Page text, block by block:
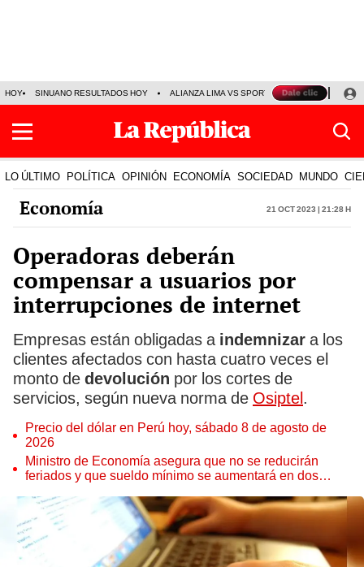
HOY SINUANO RESULTADOS HOY ALIANZA LIMA VS SPORT BOYS JORGE
LO ÚLTIMO POLÍTICA OPINIÓN ECONOMÍA SOCIEDAD MUNDO
Economía 21 Oct 2023 | 21:28 h
Operadoras deberán
compensar a usuarios por
interrupciones de internet
Empresas están obligadas a indemnizar a los
clientes afectados con hasta cuatro veces el
monto de devolución por los cortes de
servicios, según nueva norma de Osiptel.
Precio del dólar en Perú hoy, sábado 8 de agosto de
2026
Ministro de Economía asegura que no se reducirán
feriados y que sueldo mínimo se aumentará en dos